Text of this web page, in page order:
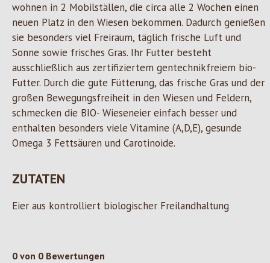
wohnen in 2 Mobilställen, die circa alle 2 Wochen einen
neuen Platz in den Wiesen bekommen. Dadurch genießen
sie besonders viel Freiraum, täglich frische Luft und
Sonne sowie frisches Gras. Ihr Futter besteht
ausschließlich aus zertifiziertem gentechnikfreiem bio-
Futter. Durch die gute Fütterung, das frische Gras und der
großen Bewegungsfreiheit in den Wiesen und Feldern,
schmecken die BIO- Wieseneier einfach besser und
enthalten besonders viele Vitamine (A,D,E), gesunde
Omega 3 Fettsäuren und Carotinoide.
ZUTATEN
Eier aus kontrolliert biologischer Freilandhaltung
0 von 0 Bewertungen